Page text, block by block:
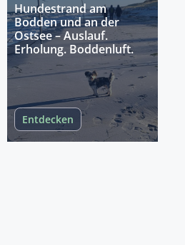
Hundestrand am
Bodden und an der
Ostsee – Auslauf.
Erholung. Boddenluft.
Entdecken